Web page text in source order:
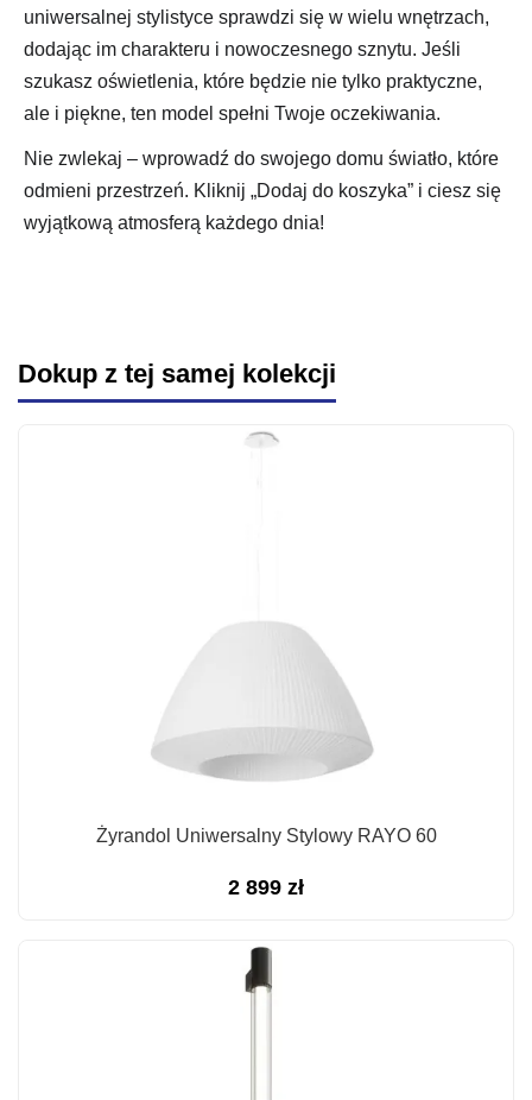
uniwersalnej stylistyce sprawdzi się w wielu wnętrzach,
dodając im charakteru i nowoczesnego sznytu. Jeśli
szukasz oświetlenia, które będzie nie tylko praktyczne,
ale i piękne, ten model spełni Twoje oczekiwania.
Nie zwlekaj – wprowadź do swojego domu światło, które
odmieni przestrzeń. Kliknij „Dodaj do koszyka” i ciesz się
wyjątkową atmosferą każdego dnia!
Dokup z tej samej kolekcji
Żyrandol Uniwersalny Stylowy RAYO 60
2 899 zł